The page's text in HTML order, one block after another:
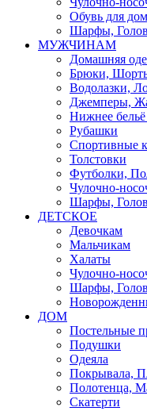
Обувь для
Шарфы,
МУЖЧИНАМ
Домашняя
Брюки,
Водолазки,
Джемперы,
Нижнее
Рубашки
Спортивные
Толстовки
Футболки,
Чулочно-
Шарфы,
ДЕТСКОЕ
Девочкам
Мальчикам
Халаты
Чулочно-
Шарфы,
ДОМ
Постельные
Подушки
Одеяла
Покрывала,
Полотенца,
Скатерти